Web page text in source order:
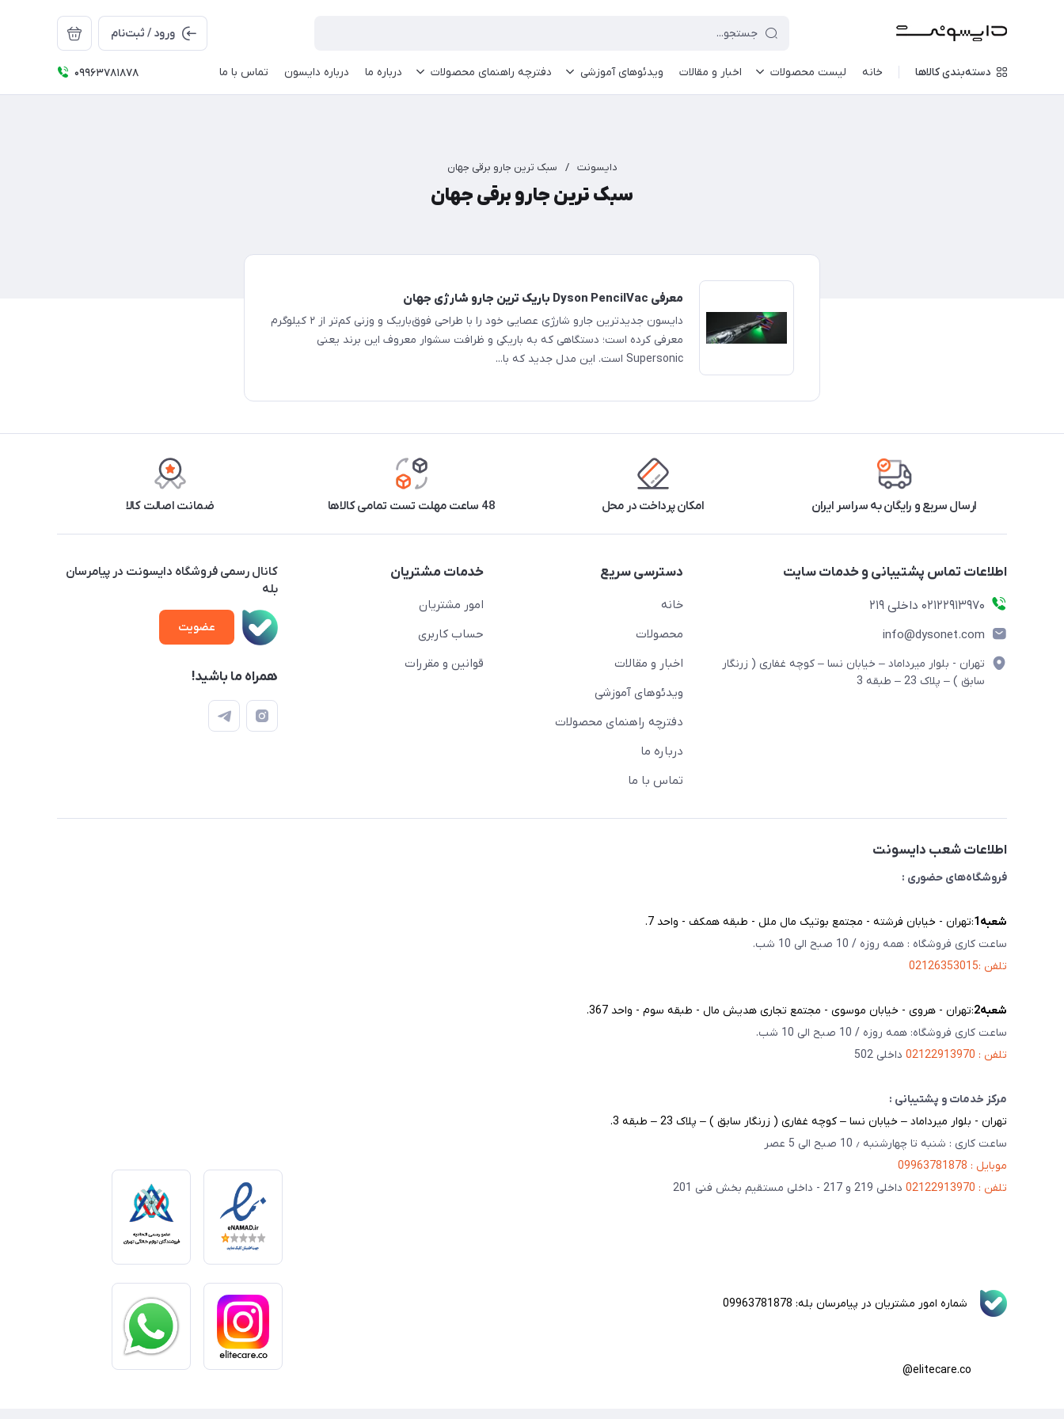
ورود / ثبت‌نام
دسته‌بندی کالاها خانه لیست محصولات اخبار و مقالات ویدئو‌های آموزشی دفترچه راهنمای محصولات درباره ما درباره دایسون تماس با ما 09963781878
دایسونت / سبک ترین جارو برقی جهان
سبک ترین جارو برقی جهان
معرفی Dyson PencilVac باریک ترین جارو شارژی جهان
دایسون جدیدترین جارو شارژی عصایی خود را با طراحی فوق‌باریک و وزنی کم‌تر از ۲ کیلوگرم
معرفی کرده است؛ دستگاهی که به باریکی و ظرافت سشوار معروف این برند یعنی
Supersonic است. این مدل جدید که با...
ارسال سریع و رایگان به سراسر ایران امکان پرداخت در محل 48 ساعت مهلت تست تمامی کالاها ضمانت اصالت کالا
اطلاعات تماس پشتیبانی و خدمات سایت
02122913970 داخلی 219
info@dysonet.com
تهران - بلوار میرداماد – خیابان نسا – کوچه غفاری ( زرنگار
سابق ) – پلاک 23 – طبقه 3
دسترسی سریع
خانه
محصولات
اخبار و مقالات
ویدئو‌های آموزشی
دفترچه راهنمای محصولات
درباره ما
تماس با ما
خدمات مشتریان
امور مشتریان
حساب کاربری
قوانین و مقررات
کانال رسمی فروشگاه دایسونت در پیامرسان
بله
عضویت
همراه ما باشید!
اطلاعات شعب دایسونت
فروشگاه‌های حضوری :
شعبه‌1 :تهران - خیابان فرشته - مجتمع بوتیک مال ملل - طبقه همکف - واحد 7.
ساعت کاری فروشگاه : همه روزه / 10 صبح الی 10 شب.
تلفن :02126353015
شعبه‌2 :تهران - هروی - خیابان موسوی - مجتمع تجاری هدیش مال - طبقه سوم - واحد 367.
ساعت کاری فروشگاه: همه روزه / 10 صبح الی 10 شب.
تلفن : 02122913970
داخلی 502
مرکز خدمات و پشتیبانی :
تهران - بلوار میرداماد – خیابان نسا – کوچه غفاری ( زرنگار سابق ) – پلاک 23 – طبقه 3.
ساعت کاری : شنبه تا چهارشنبه ٫ 10 صبح الی 5 عصر
موبایل : 09963781878
تلفن : 02122913970
داخلی 219 و 217 - داخلی مستقیم بخش فنی 201
شماره امور مشتریان در پیامرسان بله: 09963781878